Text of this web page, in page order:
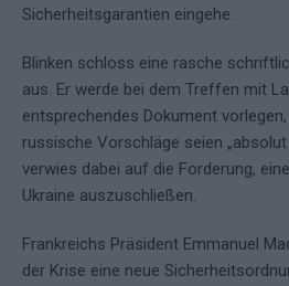
Sicherheitsgarantien eingehe.
Blinken schloss eine rasche
aus. Er werde bei dem Treffen mit
entsprechendes Dokument vorlegen,
russische Vorschläge seien
verwies dabei auf die Forderung,
Ukraine auszuschließen.
Frankreichs Präsident Emmanuel
der Krise eine neue